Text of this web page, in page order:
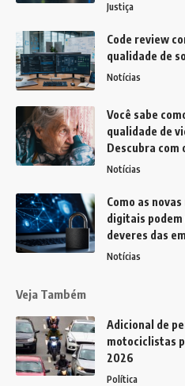
Justiça
Code review
qualidade de
Notícias
Você sabe
qualidade de
Descubra com
Notícias
Como as
digitais
deveres das
Notícias
Veja Também
Adicional de
motociclistas
2026
Política